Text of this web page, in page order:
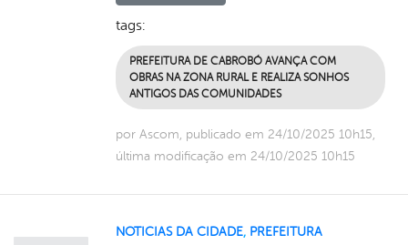
tags:
PREFEITURA DE CABROBÓ AVANÇA COM
OBRAS NA ZONA RURAL E REALIZA SONHOS
ANTIGOS DAS COMUNIDADES
por Ascom, publicado em 24/10/2025 10h15,
última modificação em 24/10/2025 10h15
NOTICIAS DA CIDADE, PREFEITURA